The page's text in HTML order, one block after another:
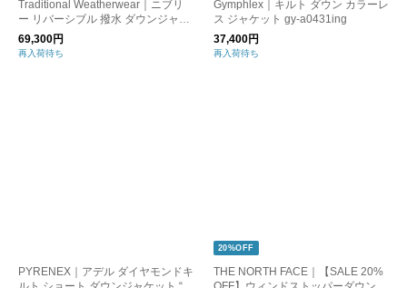
Traditional Weatherwear｜ニブリ
ー リバーシブル 撥水 ダウンジャケ
ット “NIBLEY” g242cidco0414dz-fn
69,300円
再入荷待ち
Gymphlex｜キルト ダウン カラーレ
ス ジャケット gy-a0431ing
37,400円
再入荷待ち
PYRENEX｜アデル ダイヤモンドキ
20%OFF
THE NORTH FACE｜【SALE 20%